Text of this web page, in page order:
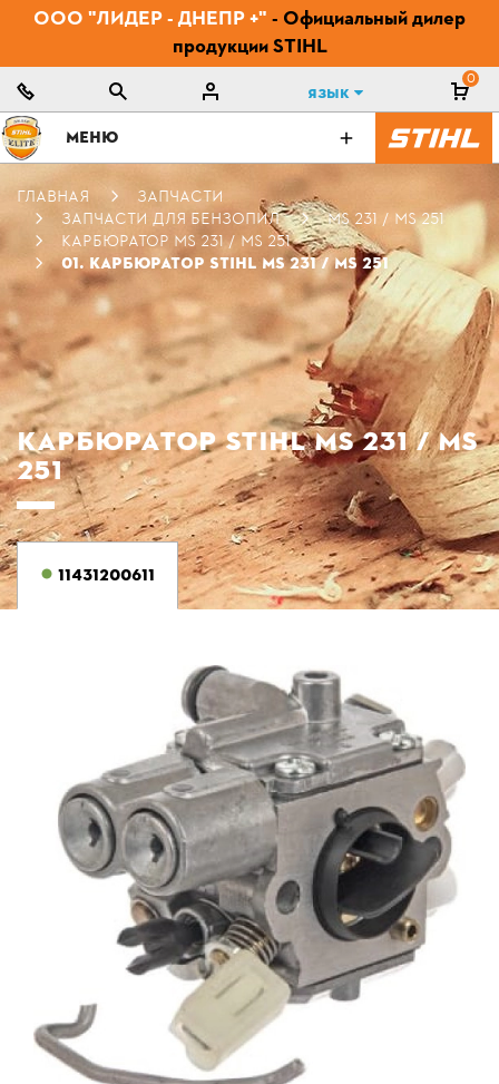
ООО "ЛИДЕР - ДНЕПР +" - Официальный дилер
продукции STIHL
Язык
0
МЕНЮ
ГЛАВНАЯ
ЗАПЧАСТИ
ЗАПЧАСТИ ДЛЯ БЕНЗОПИЛ
MS 231 / MS 251
КАРБЮРАТОР MS 231 / MS 251
01. КАРБЮРАТОР STIHL MS 231 / MS 251
КАРБЮРАТОР STIHL MS 231 / MS
251
11431200611